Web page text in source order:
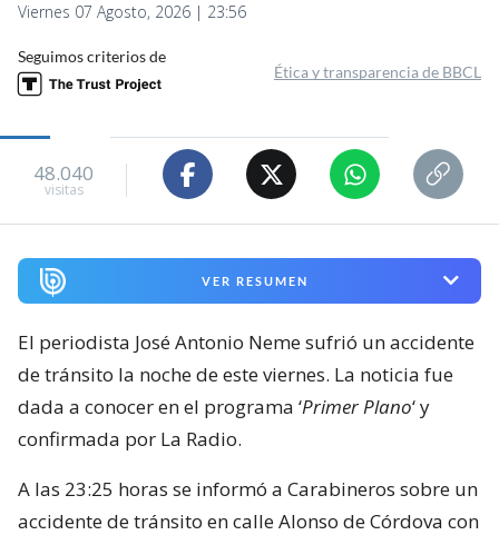
Viernes 07 Agosto, 2026 | 23:56
Seguimos criterios de
Ética y transparencia de BBCL
48.040
visitas
VER RESUMEN
El periodista José Antonio Neme sufrió un accidente
de tránsito la noche de este viernes. La noticia fue
dada a conocer en el programa ‘Primer Plano‘ y
confirmada por La Radio.
A las 23:25 horas se informó a Carabineros sobre un
accidente de tránsito en calle Alonso de Córdova con